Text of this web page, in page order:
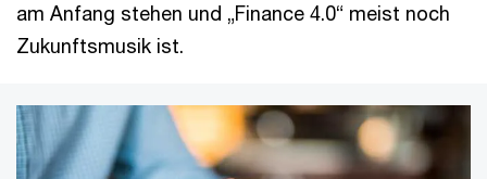
am Anfang stehen und „Finance 4.0“ meist noch
Zukunftsmusik ist.